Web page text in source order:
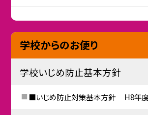
学校からのお便り
学校いじめ防止基本方針
■いじめ防止対策基本方針 H8年